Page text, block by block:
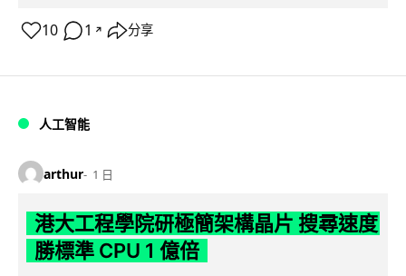
10 1 ↗ 分享
人工智能
arthur 1 日
港大工程學院研極簡架構晶片 搜尋速度
勝標準 CPU 1 億倍